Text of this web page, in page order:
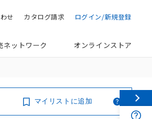
ログイン/新規登録
カタログ請求
せ
ネットワーク オンラインストア
マイリストに追加